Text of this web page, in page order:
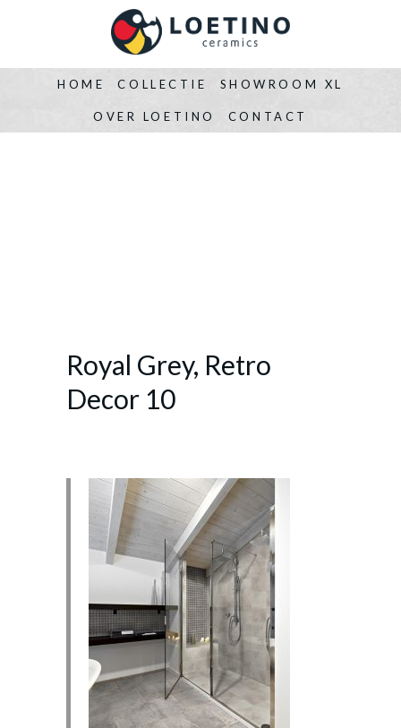
HOME COLLECTIE SHOWROOM XL
OVER LOETINO CONTACT
Royal Grey, Retro
Decor 10